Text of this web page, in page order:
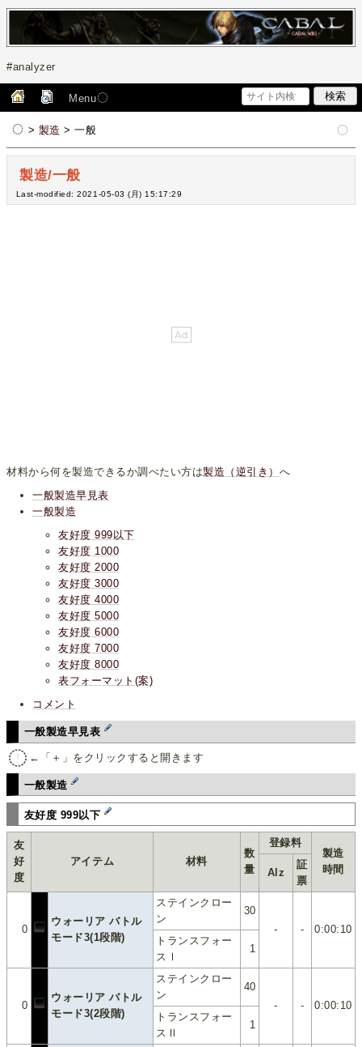
#analyzer
Menu
> 製造 > 一般
製造/一般
Last-modified: 2021-05-03 (月) 15:17:29
材料から何を製造できるか調べたい方は製造（逆引き）へ
一般製造早見表
一般製造
友好度 999以下
友好度 1000
友好度 2000
友好度 3000
友好度 4000
友好度 5000
友好度 6000
友好度 7000
友好度 8000
表フォーマット(案)
コメント
一般製造早見表
←「＋」をクリックすると開きます
一般製造
友好度 999以下
友
好
度
アイテム 材料
数
量
登録料
製造
時間
Alz
証
票
0
ウォーリア バトル
モード3(1段階)
ステインクロー
ン
30
-
-
0:00:10
トランスフォー
スⅠ
1
0
ウォーリア バトル
モード3(2段階)
ステインクロー
ン
40
-
-
0:00:10
トランスフォー
スⅡ
1